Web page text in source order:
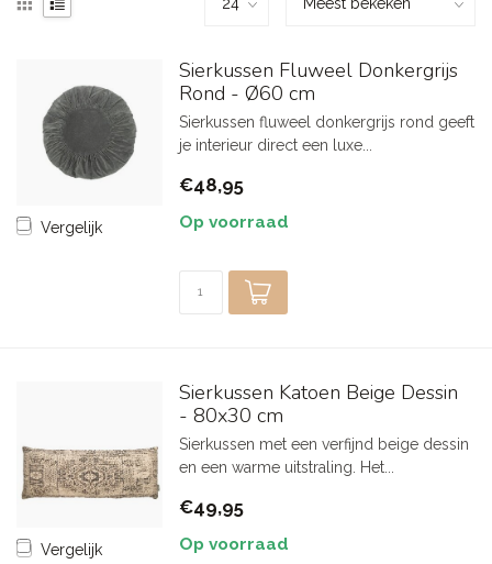
Vergelijk
Sierkussen Fluweel Donkergrijs
Rond - Ø60 cm
Sierkussen fluweel donkergrijs rond geeft
je interieur direct een luxe...
€48,95
Op voorraad
Vergelijk
Sierkussen Katoen Beige Dessin
- 80x30 cm
Sierkussen met een verfijnd beige dessin
en een warme uitstraling. Het...
€49,95
Op voorraad